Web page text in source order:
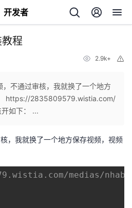
开发者
程
2.9k+
，不通过审核，我就换了一个地方
https://2835809579.wistia.com/
如下： ...
，我就换了一个地方保存视频，视频
medias/